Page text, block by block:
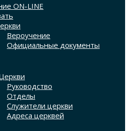
ON-LINE
Вероучение
Официальные документы
Руководство
Отделы
Служители церкви
Адреса церквей